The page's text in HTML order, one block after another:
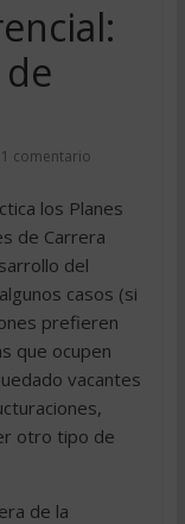
1 comentario
los Planes
de Carrera
del
casos (si
prefieren
que ocupen
vacantes
otro tipo de
de la